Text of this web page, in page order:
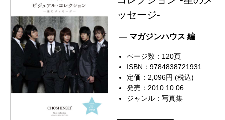
ッセージ-
— マガジンハウス 編
ページ数：120頁
ISBN：9784838721931
定価：2,096円 (税込)
発売：2010.10.06
ジャンル：写真集